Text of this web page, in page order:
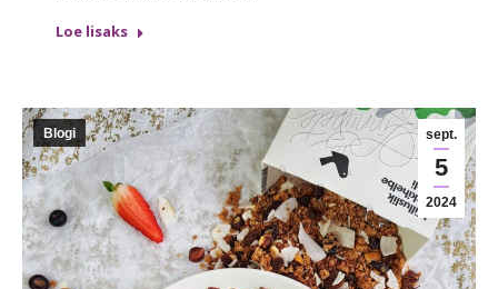
Loe lisaks
sept.
5
2024
Blogi